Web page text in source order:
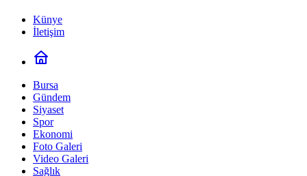
Künye
İletişim
Bursa
Gündem
Siyaset
Spor
Ekonomi
Foto Galeri
Video Galeri
Sağlık